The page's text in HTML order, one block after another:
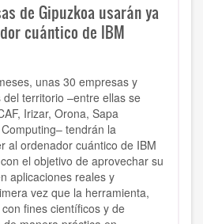
de Gipuzkoa usarán ya
cuántico de IBM
unas 30 empresas y
territorio –entre ellas se
Irizar, Orona, Sapa
tendrán la
al ordenador cuántico de IBM
el objetivo de aprovechar su
aplicaciones reales y
vez que la herramienta,
fines científicos y de